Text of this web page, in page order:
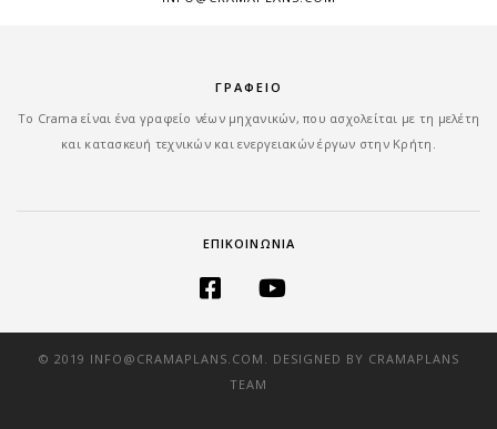
ΓΡΑΦΕΙΟ
Tο Crama είναι ένα γραφείο νέων μηχανικών, που ασχολείται με τη μελέτη
και κατασκευή τεχνικών και ενεργειακών έργων στην Κρήτη.
ΕΠΙΚΟΙΝΩΝΙΑ
© 2019 INFO@CRAMAPLANS.COM. DESIGNED BY CRAMAPLANS
TEAM